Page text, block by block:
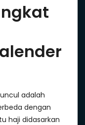
adalah
dengan
haji didasarkan